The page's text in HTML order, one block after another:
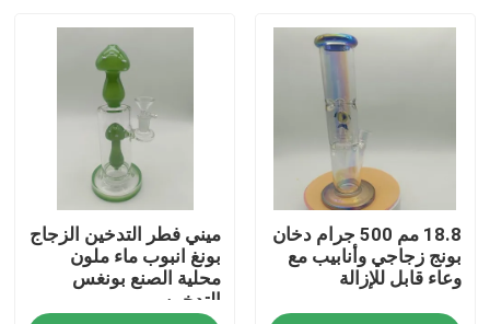
منزل
18.8 مم 500 جرام دخان
بونج زجاجي وأنابيب مع
وعاء قابل للإزالة
ميني فطر التدخين الزجاج
بونغ انبوب ماء ملون
محلية الصنع بونغس
التدخين